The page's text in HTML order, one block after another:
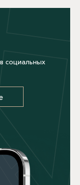
социальных